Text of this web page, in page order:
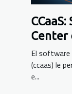
Center
El software
(ccaas) le
e...